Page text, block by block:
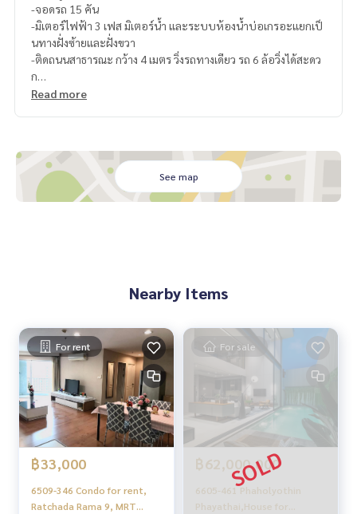
-จอดรถ 15 คัน
-มิเตอร์ไฟฟ้า 3 เฟส มิเตอร์น้ำ และระบบห้องน้ำบ่อเกรอะแยกเป็
นทางฝั่งซ้ายและฝั่งขวา
-ติดถนนสาธารณะ กว้าง 4 เมตร วิ่งรถทางเดียว รถ 6 ล้อวิ่งได้สะดว
ก
━━━━━━━━━
(ไทย) K.เอ็กซ์ ปริณวัชญณ์095-645-9656
(Eng) K.Belle
098-6542399or Whatsapp
+66986542399
Read more
See map
Nearby Items
For rent
฿33,000
6509-346 Condo for rent,
Ratchada Rama 9, MRT
For sale
฿62,000,000
6605-461 Phaholyothin
Phayathai,House for